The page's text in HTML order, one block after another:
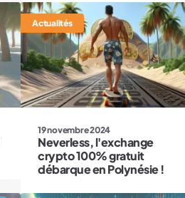
Actualités
19 novembre 2024
Neverless, l'exchange
crypto 100% gratuit
débarque en Polynésie !